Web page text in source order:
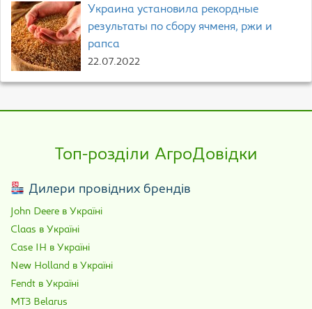
Украина установила рекордные
результаты по сбору ячменя, ржи и
рапса
22.07.2022
Топ-розділи АгроДовідки
Дилери провідних брендів
John Deere в Україні
Claas в Україні
Case IH в Україні
New Holland в Україні
Fendt в Україні
МТЗ Belarus